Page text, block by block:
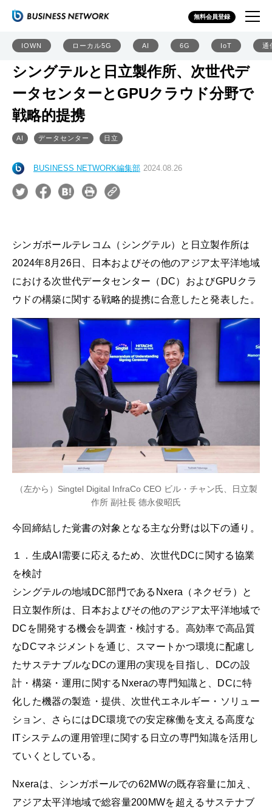
無料会員登録
IOWN ローカル5G AI 6G IoT 通
シングテルと日立製作所、次世代デ
ータセンターとGPUクラウド分野で
戦略的提携
AI データセンター 日立
BUSINESS NETWORK編集部 2024.08.26
シンガポールテレコム（シングテル）と日立製作所は
2024年8月26日、日本およびその他のアジア太平洋地域
における次世代データセンター（DC）およびGPUクラ
ウドの構築に関する戦略的提携に合意したと発表した。
（左から）Singtel Digital InfraCo CEO ビル・チャン氏、日立製
作所 副社長 德永俊昭氏
今回締結した覚書の対象となる主な分野は以下の通り。
１．生成AI需要に応えるため、次世代DCに関する協業
を検討
シングテルの地域DC部門であるNxera（ネクゼラ）と
日立製作所は、日本およびその他のアジア太平洋地域で
DCを開発する機会を調査・検討する。高効率で高品質
なDCマネジメントを通じ、スマートかつ環境に配慮し
たサステナブルなDCの運用の実現を目指し、DCの設
計・構築・運用に関するNxeraの専門知識と、DCに特
化した機器の製造・提供、次世代エネルギー・ソリュー
ション、さらにはDC環境での安定稼働を支える高度な
ITシステムの運用管理に関する日立の専門知識を活用し
ていくとしている。
Nxeraは、シンガポールでの62MWの既存容量に加え、
アジア太平洋地域で総容量200MWを超えるサステナブ